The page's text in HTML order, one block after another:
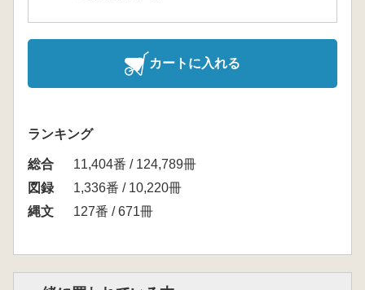
カートに入れる
ランキング
総合
11,404番 / 124,789冊
図録
1,336番 / 10,220冊
縄文
127番 / 671冊